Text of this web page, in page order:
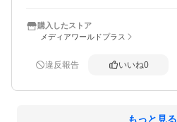
購入したストア
メディアワールドプラス
違反報告 いいね0
もっと見る